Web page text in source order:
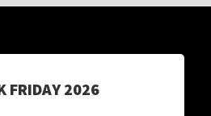
FRIDAY 2026